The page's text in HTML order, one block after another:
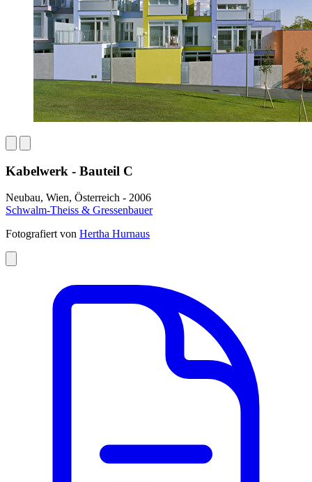
Kabelwerk - Bauteil C
Neubau, Wien, Österreich - 2006
Schwalm-Theiss & Gressenbauer
Fotografiert von Hertha Hurnaus